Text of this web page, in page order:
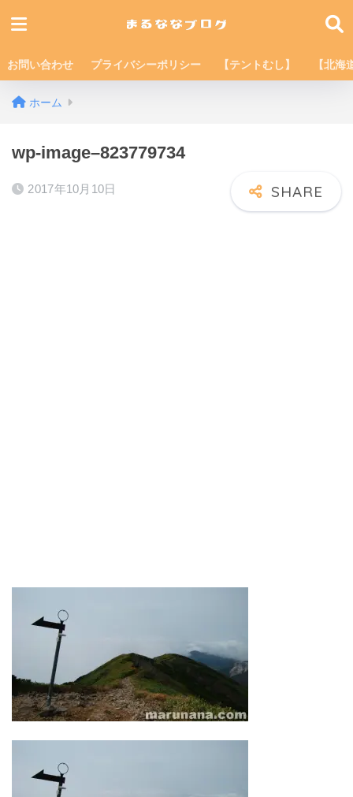
お問い合わせ プライバシーポリシー 【テントむし】 【北海
ホーム
wp-image–823779734
2017年10月10日